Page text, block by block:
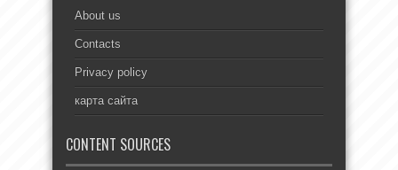
About us
Contacts
Privacy policy
карта сайта
CONTENT SOURCES